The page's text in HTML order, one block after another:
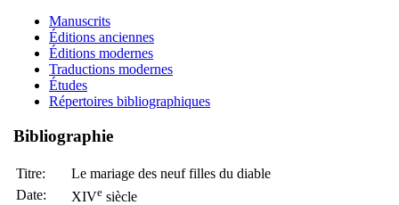
Manuscrits
Éditions anciennes
Éditions modernes
Traductions modernes
Études
Répertoires bibliographiques
Bibliographie
Titre:
Le mariage des neuf filles du diable
Date:
XIVe siècle